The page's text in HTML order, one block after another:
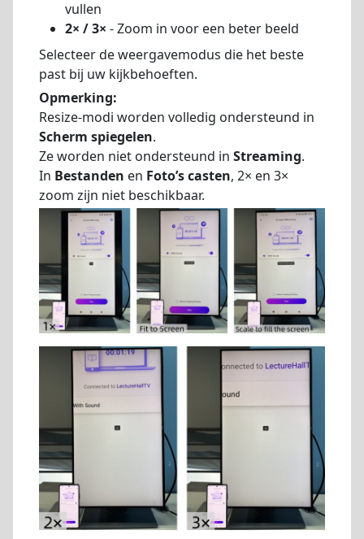
vullen
2× / 3× - Zoom in voor een beter beeld
Selecteer de weergavemodus die het beste
past bij uw kijkbehoeften.
Opmerking:
Resize-modi worden volledig ondersteund in
Scherm spiegelen.
Ze worden niet ondersteund in Streaming.
In Bestanden en Foto’s casten, 2× en 3×
zoom zijn niet beschikbaar.